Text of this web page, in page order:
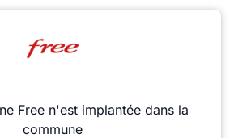
Free n'est implantée dans la
commune